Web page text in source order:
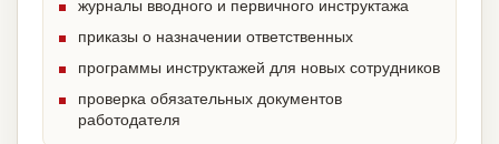
журналы вводного и первичного инструктажа
приказы о назначении ответственных
программы инструктажей для новых сотрудников
проверка обязательных документов
работодателя